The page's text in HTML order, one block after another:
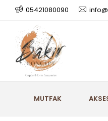
05421080090
MUTFAK